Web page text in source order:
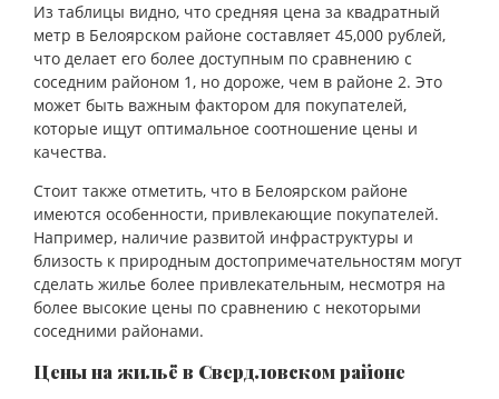
Из таблицы видно, что средняя цена за квадратный
метр в Белоярском районе составляет 45,000 рублей,
что делает его более доступным по сравнению с
соседним районом 1, но дороже, чем в районе 2. Это
может быть важным фактором для покупателей,
которые ищут оптимальное соотношение цены и
качества.
Стоит также отметить, что в Белоярском районе
имеются особенности, привлекающие покупателей.
Например, наличие развитой инфраструктуры и
близость к природным достопримечательностям могут
сделать жилье более привлекательным, несмотря на
более высокие цены по сравнению с некоторыми
соседними районами.
Цены на жильё в Свердловском районе